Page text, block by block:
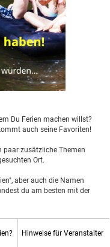
Du Ferien machen willst?
auch seine Favoriten!
paar zusätzliche Themen
Ort.
aber auch die Namen
du am besten mit der
Hinweise für Veranstalter